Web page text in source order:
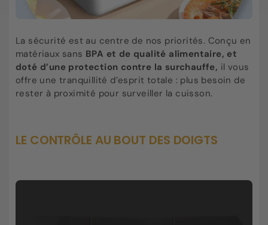
La sécurité est au centre de nos priorités. Conçu en
matériaux sans BPA et de qualité alimentaire, et
doté d’une protection contre la surchauffe, il vous
offre une tranquillité d’esprit totale : plus besoin de
rester à proximité pour surveiller la cuisson.
LE CONTRÔLE AU BOUT DES DOIGTS